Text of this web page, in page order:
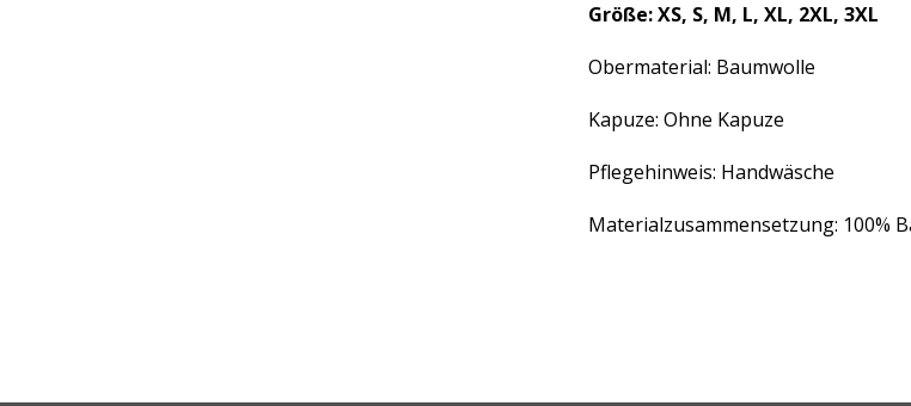
Größe: XS, S, M, L, XL, 2XL, 3XL
Obermaterial: Baumwolle
Kapuze: Ohne Kapuze
Pflegehinweis: Handwäsche
Materialzusammensetzung: 100%